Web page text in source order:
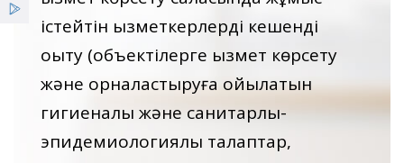
Қызметтер
Жаңалықтар
ҰСО жаршысы
істейтін қызметкерлерді кешенді
оқыту (объектілерге қызмет көрсету
және орналастыруға қойылатын
гигиеналық және санитарлық-
эпидемиологиялық талаптар,